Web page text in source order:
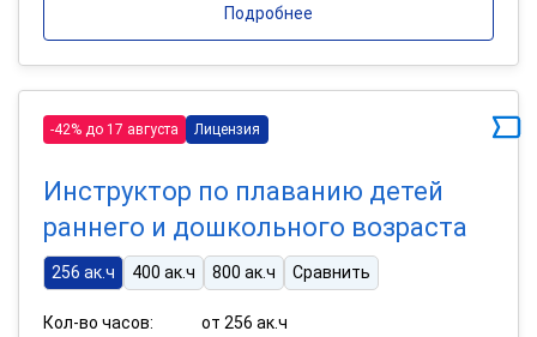
Подробнее
-42% до 17 августа Лицензия
Инструктор по плаванию детей
раннего и дошкольного возраста
256 ак.ч 400 ак.ч 800 ак.ч Сравнить
Кол-во часов:
от 256 ак.ч